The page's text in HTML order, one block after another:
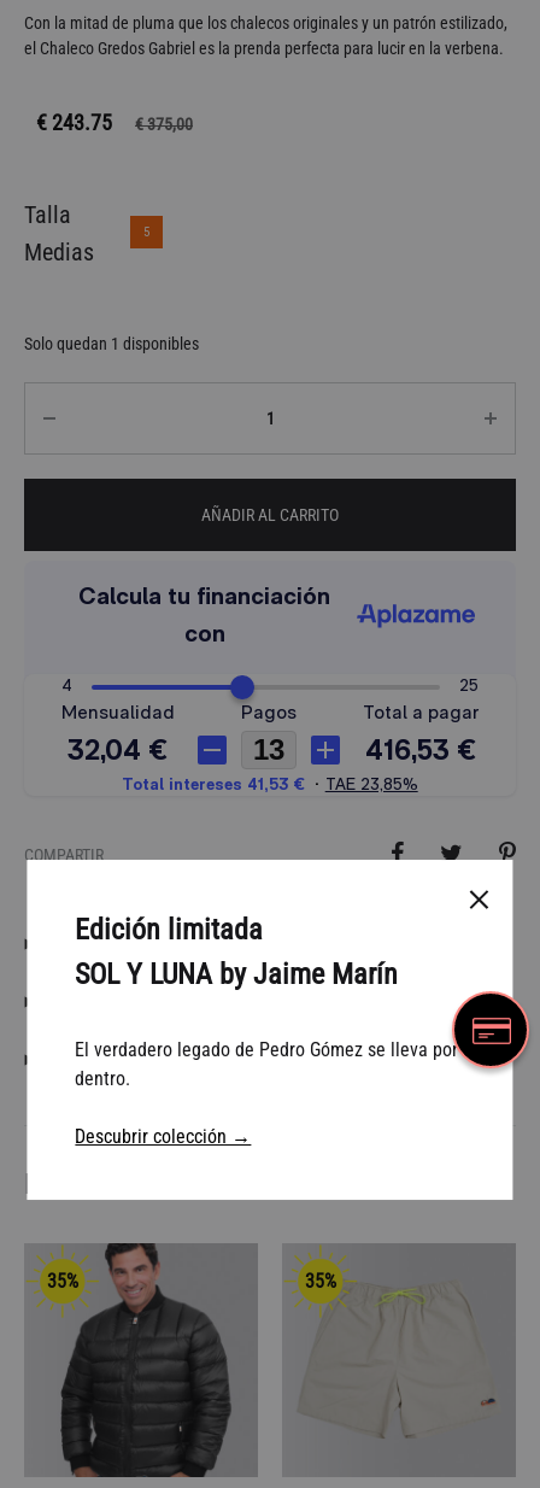
Con la mitad de pluma que los chalecos originales y un patrón estilizado,
el Chaleco Gredos Gabriel es la prenda perfecta para lucir en la verbena.
€ 243.75 €375,00
Talla
Medias
5
Solo quedan 1 disponibles
AÑADIR AL CARRITO
COMPARTIR
DESCRIPCIÓN
GUÍA DE TALLAS
Productos relacionados
35% 35%
Edición limitada
SOL Y LUNA by Jaime Marín
El verdadero legado de Pedro Gómez se lleva por
dentro.
Descubrir colección →